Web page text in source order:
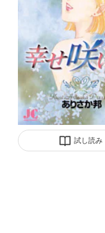
試し読み